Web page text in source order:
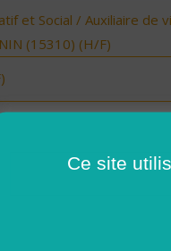
et Social / Auxiliaire de
(15310) (H/F)
Upie (H/F)
saisonnier (H/F)
à domicile (H/F)
Ce site